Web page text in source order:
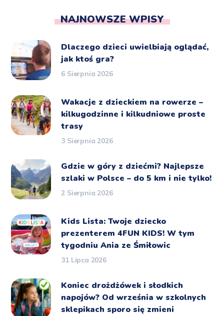
NAJNOWSZE WPISY
Dlaczego dzieci uwielbiają oglądać,
jak ktoś gra?
6 Sierpnia 2026
Wakacje z dzieckiem na rowerze –
kilkugodzinne i kilkudniowe proste
trasy
3 Sierpnia 2026
Gdzie w góry z dziećmi? Najlepsze
szlaki w Polsce – do 5 km i nie tylko!
2 Sierpnia 2026
Kids Lista: Twoje dziecko
prezenterem 4FUN KIDS! W tym
tygodniu Ania ze Śmiłowic
31 Lipca 2026
Koniec drożdżówek i słodkich
napojów? Od września w szkolnych
sklepikach sporo się zmieni